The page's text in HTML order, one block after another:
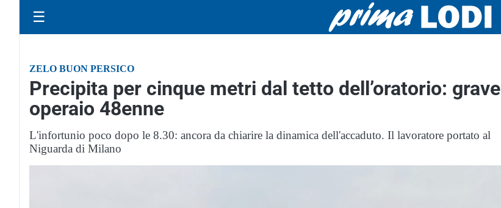
☰
ZELO BUON PERSICO
Precipita per cinque metri dal tetto dell’oratorio: grave
operaio 48enne
L'infortunio poco dopo le 8.30: ancora da chiarire la dinamica dell'accaduto. Il lavoratore portato al
Niguarda di Milano